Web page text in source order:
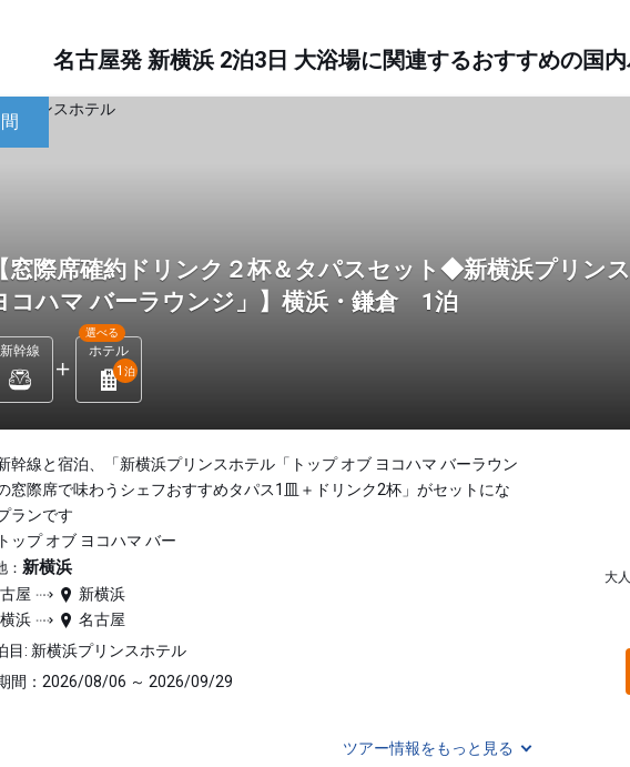
名古屋発 新横浜 2泊3日 大浴場に関連するおすすめの国
窓際席確約ドリンク２杯＆タパスセット◆新横浜プリン
コハマ バーラウンジ」】横浜・鎌倉 1泊
新幹線 ホテル
選べる
1 泊
幹線と宿泊、「新横浜プリンスホテル「トップ オブ ヨコハマ バーラウン
窓際席で味わうシェフおすすめタパス1皿＋ドリンク2杯」がセットにな
ランです
ップ オブ ヨコハマ バー
： 新横浜
屋
新横浜
浜
名古屋
目: 新横浜プリンスホテル
間：2026/08/06 ～ 2026/09/29
大
ツアー情報をもっと見る